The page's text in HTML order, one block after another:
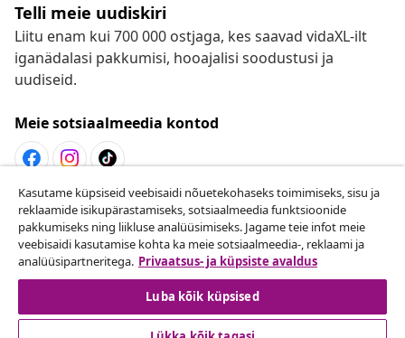
Telli meie uudiskiri
Liitu enam kui 700 000 ostjaga, kes saavad vidaXL-ilt
iganädalasi pakkumisi, hooajalisi soodustusi ja
uudiseid.
Meie sotsiaalmeedia kontod
Lepingust taganemine
Esita oma tellimuse kohta tagastamissoov.
Lepingust taganemine
Kasutame küpsiseid veebisaidi nõuetekohaseks toimimiseks, sisu ja
reklaamide isikupärastamiseks, sotsiaalmeedia funktsioonide
pakkumiseks ning liikluse analüüsimiseks. Jagame teie infot meie
veebisaidi kasutamise kohta ka meie sotsiaalmeedia-, reklaami ja
analüüsipartneritega. Privaatsus- ja küpsiste avaldus
Luba kõik küpsised